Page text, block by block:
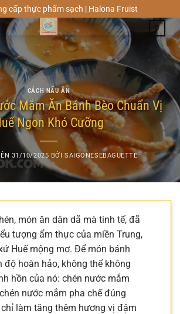
cấp thực phẩm sạch | Halona Fruist
0
CÁCH NẤU ĂN
Mắm Ăn Bánh Bèo Chuẩn Vị
Ngon Khó Cưỡng
31/10/2025 BỞISAIGONESEBAGUETTE
món ăn dân dã mà tinh tế, đã
tượng ẩm thực của miền Trung,
Huế mộng mơ. Để món bánh
độ hoàn hảo, không thể không
hồn của nó: chén nước mắm
nước mắm pha chế đúng
làm tăng thêm hương vị đậm